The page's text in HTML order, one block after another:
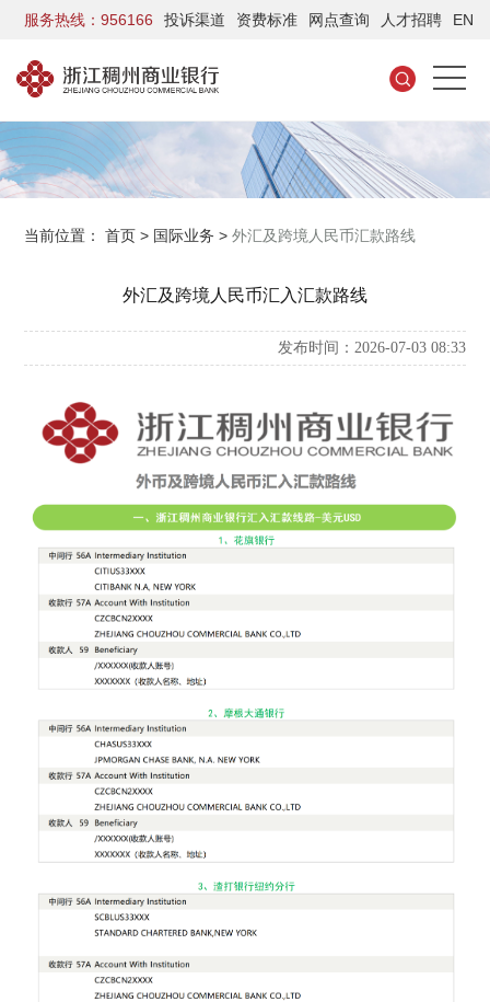
服务热线：956166 投诉渠道 资费标准 网点查询 人才招聘 EN
当前位置：首页 > 国际业务 >外汇及跨境人民币汇款路线
外汇及跨境人民币汇入汇款路线
发布时间：2026-07-03 08:33